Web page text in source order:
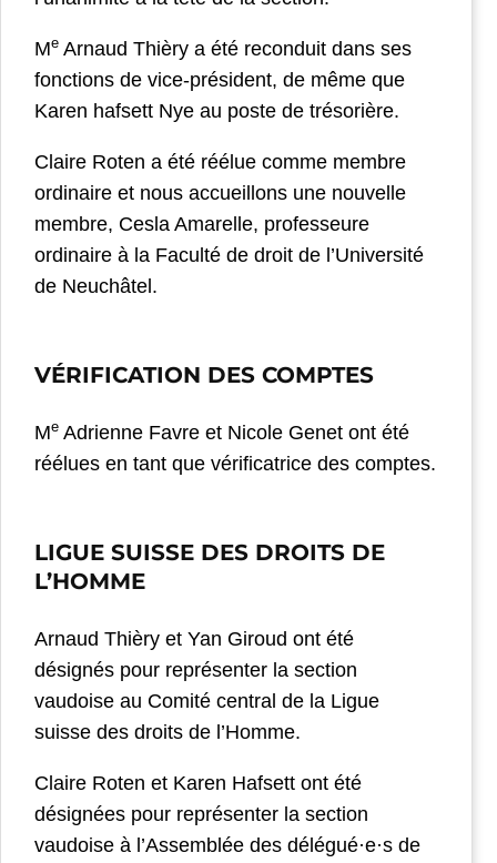
Me Arnaud Thièry a été reconduit dans ses
fonctions de vice-président, de même que
Karen hafsett Nye au poste de trésorière.
Claire Roten a été réélue comme membre
ordinaire et nous accueillons une nouvelle
membre, Cesla Amarelle, professeure
ordinaire à la Faculté de droit de l’Université
de Neuchâtel.
VÉRIFICATION DES COMPTES
Me Adrienne Favre et Nicole Genet ont été
réélues en tant que vérificatrice des comptes.
LIGUE SUISSE DES DROITS DE
L’HOMME
Arnaud Thièry et Yan Giroud ont été
désignés pour représenter la section
vaudoise au Comité central de la Ligue
suisse des droits de l’Homme.
Claire Roten et Karen Hafsett ont été
désignées pour représenter la section
vaudoise à l’Assemblée des délégué·e·s de